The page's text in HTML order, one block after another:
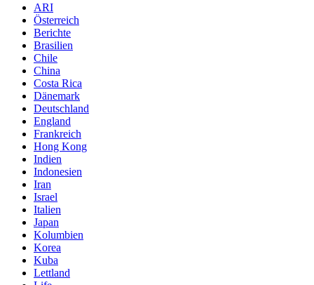
ARI
Österreich
Berichte
Brasilien
Chile
China
Costa Rica
Dänemark
Deutschland
England
Frankreich
Hong Kong
Indien
Indonesien
Iran
Israel
Italien
Japan
Kolumbien
Korea
Kuba
Lettland